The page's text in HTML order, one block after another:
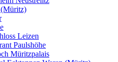
Leizen
Paulshöhe
Müritzpalais